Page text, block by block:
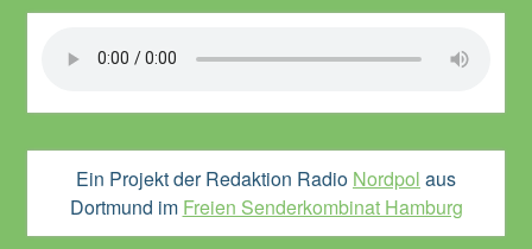
Ein Projekt der Redaktion Radio Nordpol aus
Dortmund im Freien Senderkombinat Hamburg